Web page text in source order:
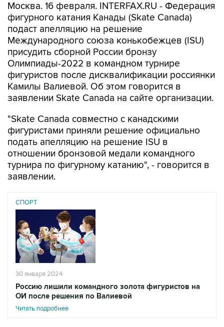
Москва. 16 февраля. INTERFAX.RU - Федерация
фигурного катания Канады (Skate Canada)
подаст апелляцию на решение
Международного союза конькобежцев (ISU)
присудить сборной России бронзу
Олимпиады-2022 в командном турнире
фигуристов после дисквалификации россиянки
Камилы Валиевой. Об этом говорится в
заявлении Skate Canada на сайте организации.
"Skate Canada совместно с канадскими
фигуристами приняли решение официально
подать апелляцию на решение ISU в
отношении бронзовой медали командного
турнира по фигурному катанию", - говорится в
заявлении.
СПОРТ
30 января 2024
Россию лишили командного золота фигуристов на
ОИ после решения по Валиевой
Читать подробнее